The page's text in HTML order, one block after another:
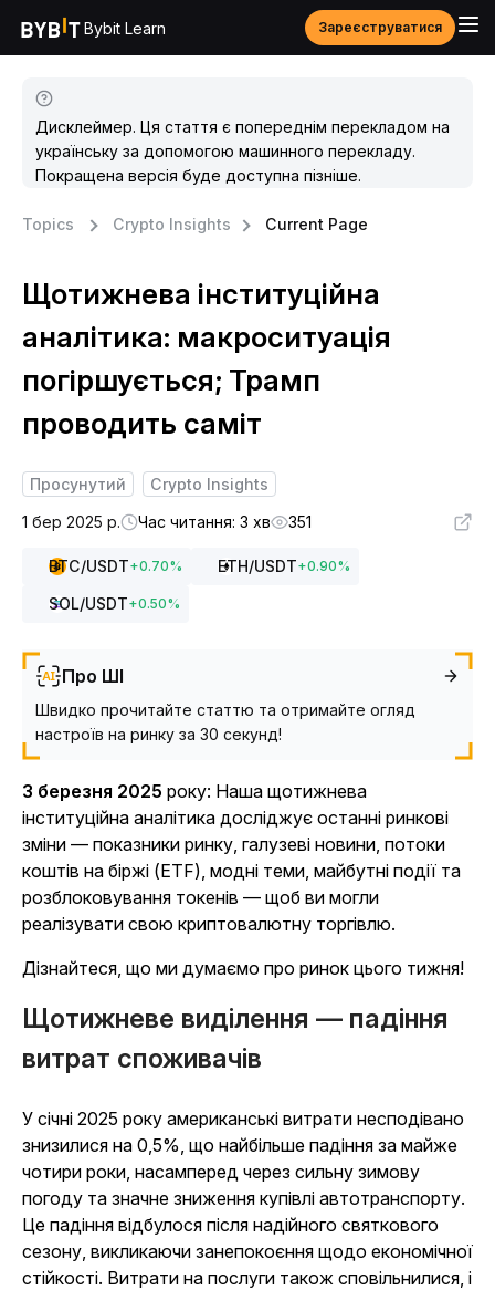
Bybit Learn Зареєструватися
Дисклеймер. Ця стаття є попереднім перекладом на
українську за допомогою машинного перекладу.
Покращена версія буде доступна пізніше.
Topics Crypto Insights Current Page
Щотижнева інституційна
аналітика: макроситуація
погіршується; Трамп
проводить саміт
Просунутий
Crypto Insights
1 бер 2025 р.
Час читання: 3 хв 351
BTC/USDT+0.70% ETH/USDT+0.90%
SOL/USDT+0.50%
Про ШІ
Швидко прочитайте статтю та отримайте огляд
настроїв на ринку за 30 секунд!
3 березня 2025 року: Наша щотижнева
інституційна аналітика досліджує останні ринкові
зміни — показники ринку, галузеві новини, потоки
коштів на біржі (ETF), модні теми, майбутні події та
розблоковування токенів — щоб ви могли
реалізувати свою криптовалютну торгівлю.
Дізнайтеся, що ми думаємо про ринок цього тижня!
Щотижневе виділення — падіння
витрат споживачів
У січні 2025 року американські витрати несподівано
знизилися на 0,5%, що найбільше падіння за майже
чотири роки, насамперед через сильну зимову
погоду та значне зниження купівлі автотранспорту.
Це падіння відбулося після надійного святкового
сезону, викликаючи занепокоєння щодо економічної
стійкості. Витрати на послуги також сповільнилися, і